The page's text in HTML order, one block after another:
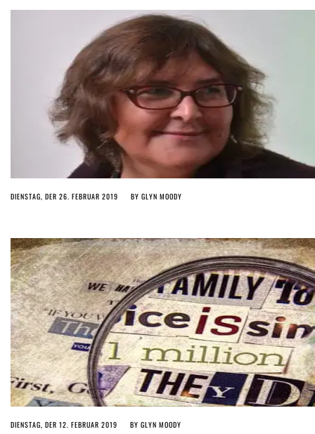
DIENSTAG, DER 26. FEBRUAR 2019 BY GLYN MOODY
DIENSTAG, DER 12. FEBRUAR 2019 BY GLYN MOODY